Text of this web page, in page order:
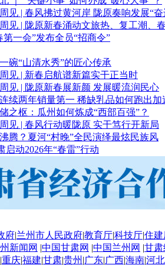
见 | 春风拂过黄河岸 陇原奏响发展“奋
见 | 陇原新春涌动文旅热、复工潮、
第一会”发布全员“招商令”
碗“山清水秀”的匠心传承
见 | 新春启航谱新篇实干正当时
见 | 陇原新春展新颜 发展暖流润民心
续两年销量第一 稀缺乳品如何跑出加
之枢：瓜州如何炼成“西部百强”？
见 | 春风行动暖陇原 实干笃行开新局
腾？夏河“村晚”全民演绎最炫民族风
启动2026年“春雷”行动
府|兰州市人民政府|教育厅|科技厅|住建
新闻网 |中国甘肃网 |中国兰州网 |甘肃
|重庆|福建|甘肃|贵州 |广东|广西|海南|河北